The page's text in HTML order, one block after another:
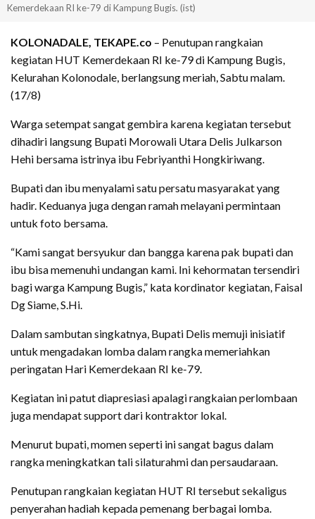
Kemerdekaan RI ke-79 di Kampung Bugis. (ist)
KOLONADALE, TEKAPE.co – Penutupan rangkaian
kegiatan HUT Kemerdekaan RI ke-79 di Kampung Bugis,
Kelurahan Kolonodale, berlangsung meriah, Sabtu malam.
(17/8)
Warga setempat sangat gembira karena kegiatan tersebut
dihadiri langsung Bupati Morowali Utara Delis Julkarson
Hehi bersama istrinya ibu Febriyanthi Hongkiriwang.
Bupati dan ibu menyalami satu persatu masyarakat yang
hadir. Keduanya juga dengan ramah melayani permintaan
untuk foto bersama.
“Kami sangat bersyukur dan bangga karena pak bupati dan
ibu bisa memenuhi undangan kami. Ini kehormatan tersendiri
bagi warga Kampung Bugis,” kata kordinator kegiatan, Faisal
Dg Siame, S.Hi.
Dalam sambutan singkatnya, Bupati Delis memuji inisiatif
untuk mengadakan lomba dalam rangka memeriahkan
peringatan Hari Kemerdekaan RI ke-79.
Kegiatan ini patut diapresiasi apalagi rangkaian perlombaan
juga mendapat support dari kontraktor lokal.
Menurut bupati, momen seperti ini sangat bagus dalam
rangka meningkatkan tali silaturahmi dan persaudaraan.
Penutupan rangkaian kegiatan HUT RI tersebut sekaligus
penyerahan hadiah kepada pemenang berbagai lomba.